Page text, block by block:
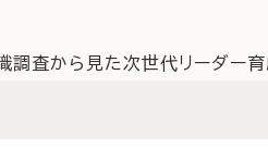
査から見た次世代リーダー